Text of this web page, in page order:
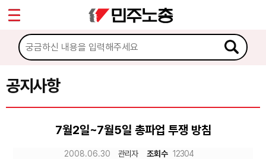
공지사항
7월2일~7월5일 총파업 투쟁 방침
2008.06.30 관리자 조회수 12304
마이페이지
소개
소식
공지사항
Sketchbook5, 스케치북5
Sketchbook5, 스케치북5